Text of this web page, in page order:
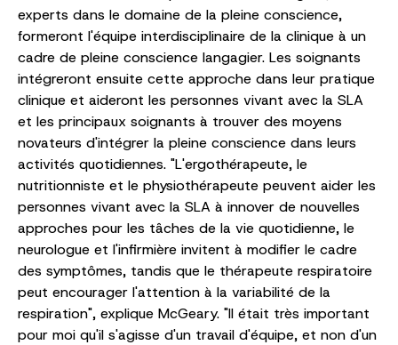
experts dans le domaine de la pleine conscience,
formeront l'équipe interdisciplinaire de la clinique à un
cadre de pleine conscience langagier. Les soignants
intégreront ensuite cette approche dans leur pratique
clinique et aideront les personnes vivant avec la SLA
et les principaux soignants à trouver des moyens
novateurs d'intégrer la pleine conscience dans leurs
activités quotidiennes. "L'ergothérapeute, le
nutritionniste et le physiothérapeute peuvent aider les
personnes vivant avec la SLA à innover de nouvelles
approches pour les tâches de la vie quotidienne, le
neurologue et l'infirmière invitent à modifier le cadre
des symptômes, tandis que le thérapeute respiratoire
peut encourager l'attention à la variabilité de la
respiration", explique McGeary. "Il était très important
pour moi qu'il s'agisse d'un travail d'équipe, et non d'un